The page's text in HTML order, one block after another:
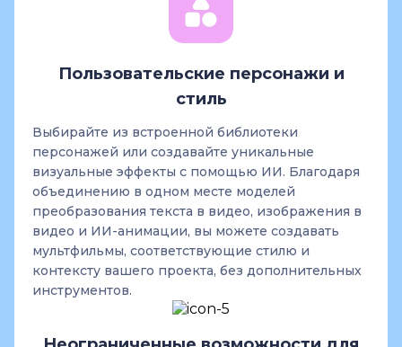
Пользовательские персонажи и
стиль
Выбирайте из встроенной библиотеки
персонажей или создавайте уникальные
визуальные эффекты с помощью ИИ. Благодаря
объединению в одном месте моделей
преобразования текста в видео, изображения в
видео и ИИ-анимации, вы можете создавать
мультфильмы, соответствующие стилю и
контексту вашего проекта, без дополнительных
инструментов.